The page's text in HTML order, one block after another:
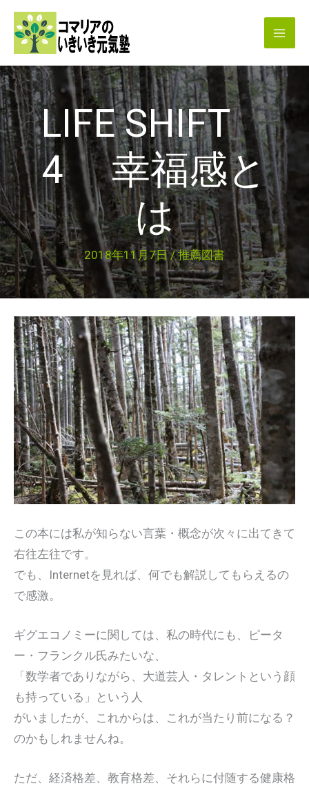
ス
キ
ッ
プ
LIFE SHIFT
4 幸福感と
は
2018年11月7日/推薦図書
この本には私が知らない言葉・概念が次々に出てきて
右往左往です。
でも、Internetを見れば、何でも解説してもらえるの
で感激。
ギグエコノミーに関しては、私の時代にも、ピータ
ー・フランクル氏みたいな、
「数学者でありながら、大道芸人・タレントという顔
も持っている」という人
がいましたが、これからは、これが当たり前になる？
のかもしれませんね。
ただ、経済格差、教育格差、それらに付随する健康格